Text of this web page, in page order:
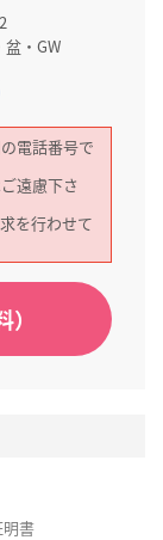
・GW
電話番号で
遠慮下さ
を行わせて
書